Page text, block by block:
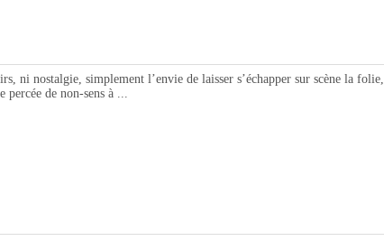
ni nostalgie, simplement l’envie de laisser s’échapper sur scène la
de non-sens à ...